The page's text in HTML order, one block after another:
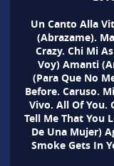
Un Canto Alla
(Abrazame).
Crazy. Chi Mi
Voy) Amanti
(Para Que No
Before. Caruso.
Vivo. All Of You.
Tell Me That You
De Una Mujer)
Smoke Gets In